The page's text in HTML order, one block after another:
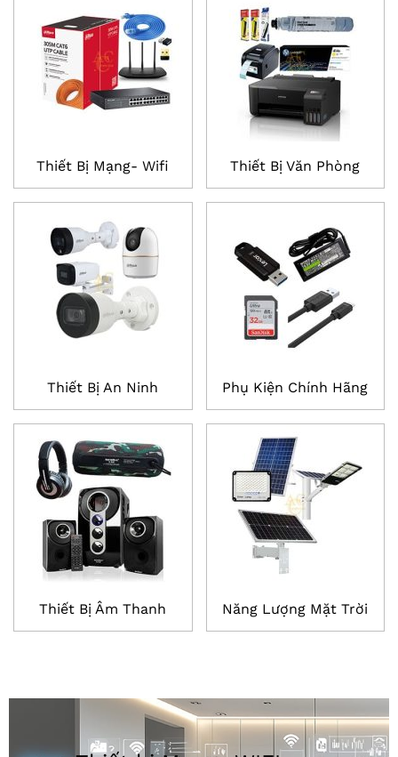
Thiết Bị Mạng- Wifi
Thiết Bị An Ninh
Thiết Bị Âm Thanh
Thiết Bị Văn Phòng
Phụ Kiện Chính Hãng
Năng Lượng Mặt Trời